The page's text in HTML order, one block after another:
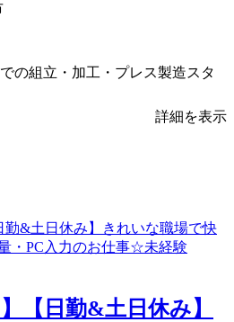
の組立・加工・プレス製造スタ
詳細を表示
】【日勤&土日休み】